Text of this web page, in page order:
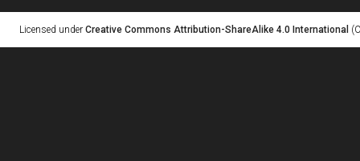
Licensed under Creative Commons Attribution-ShareAlike 4.0 International